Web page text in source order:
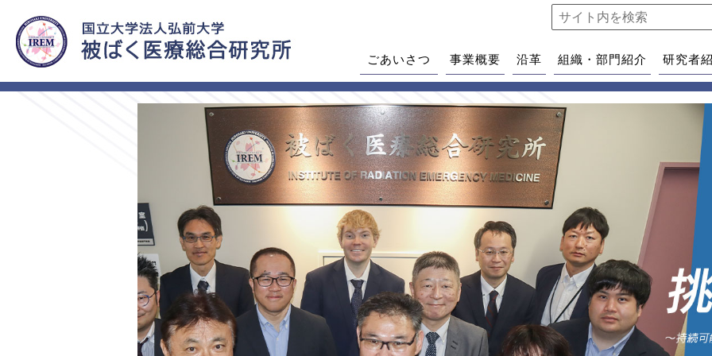
ごあいさつ 事業概要 沿革 組織・部門紹介 研究者